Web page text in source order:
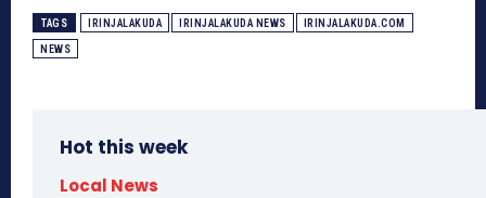
TAGS IRINJALAKUDA IRINJALAKUDA NEWS IRINJALAKUDA.COM
NEWS
Hot this week
Local News